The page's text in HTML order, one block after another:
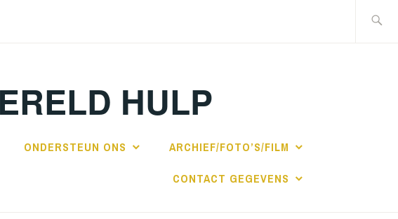
HULP
ONDERSTEUN ONS ARCHIEF/FOTO’S/FILM
CONTACT GEGEVENS